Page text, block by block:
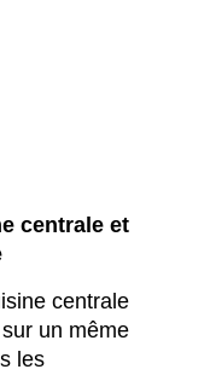
centrale et
centrale
un même
les